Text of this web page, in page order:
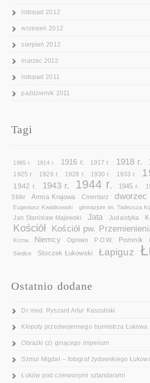
listopad 2012
wrzesień 2012
sierpień 2012
marzec 2012
listopad 2011
październik 2011
Tagi
1865 r. 1914 r. 1916 r. 1917 r. 1918 r.
1925 r. 1926 r. 1928 r. 1930 r. 1933 r.
1942 r. 1943 r. 1944 r. 1945 r.
Stilkr
Armia Krajowa Cmentarz dworzec
Eugeniusz Kwiatkowski gimnazjum im. Tadeusza
Jan Stanisław Majewski Jata Judaistyka
Kościół Kościół pw.
Krzna Niemcy Ogniwo P.O.W. Pomnik
Siedlce Stoczek Łukowski Łapiguz
Ostatnio dodane
Dr med. Ryszard Artur Kaszubski
Kłopoty przedwojennego burmistrza Łukowa
Obrazki (z) ginącego imperium
Szmul Migdał – fotograf żydowskiego
Łuków pod czerwonymi sztandarami